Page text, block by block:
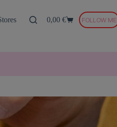
Warenkorb
0,00 € FOLLOW ME